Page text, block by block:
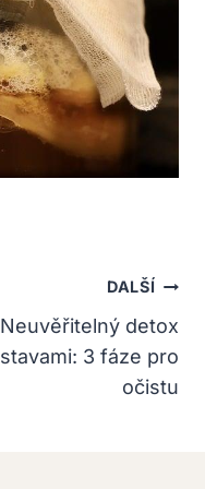
DALŠÍ
Neuvěřitelný detox
stavami: 3 fáze pro
očistu